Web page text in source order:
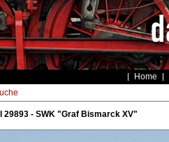
Home
29893 - SWK "Graf Bismarck XV"